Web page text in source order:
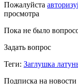
Пожалуйста
просмотра
Пока не было
Задать вопрос
Теги: Заглушка
Подписка на новости